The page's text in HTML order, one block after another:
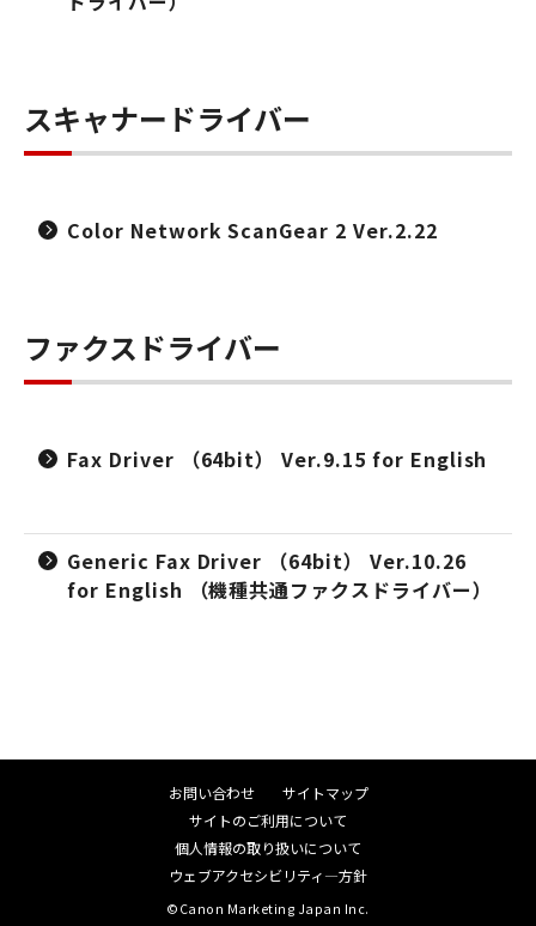
スキャナードライバー
Color Network ScanGear 2 Ver.2.22
ファクスドライバー
Fax Driver （64bit） Ver.9.15 for English
Generic Fax Driver （64bit） Ver.10.26
for English （機種共通ファクスドライバー）
お問い合わせ
サイトマップ
サイトのご利用について
個人情報の取り扱いについて
ウェブアクセシビリティ―方針
©Canon Marketing Japan Inc.